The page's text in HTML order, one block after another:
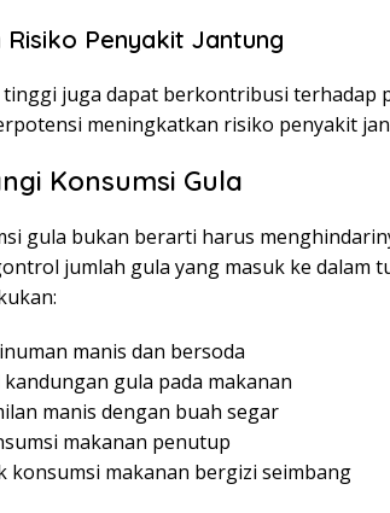
Risiko Penyakit Jantung
tinggi juga dapat berkontribusi terhadap
meningkatkan risiko penyakit
Konsumsi Gula
gula bukan berarti harus
jumlah gula yang masuk ke dalam
manis dan bersoda
gula pada makanan
manis dengan buah segar
makanan penutup
konsumsi makanan bergizi seimbang